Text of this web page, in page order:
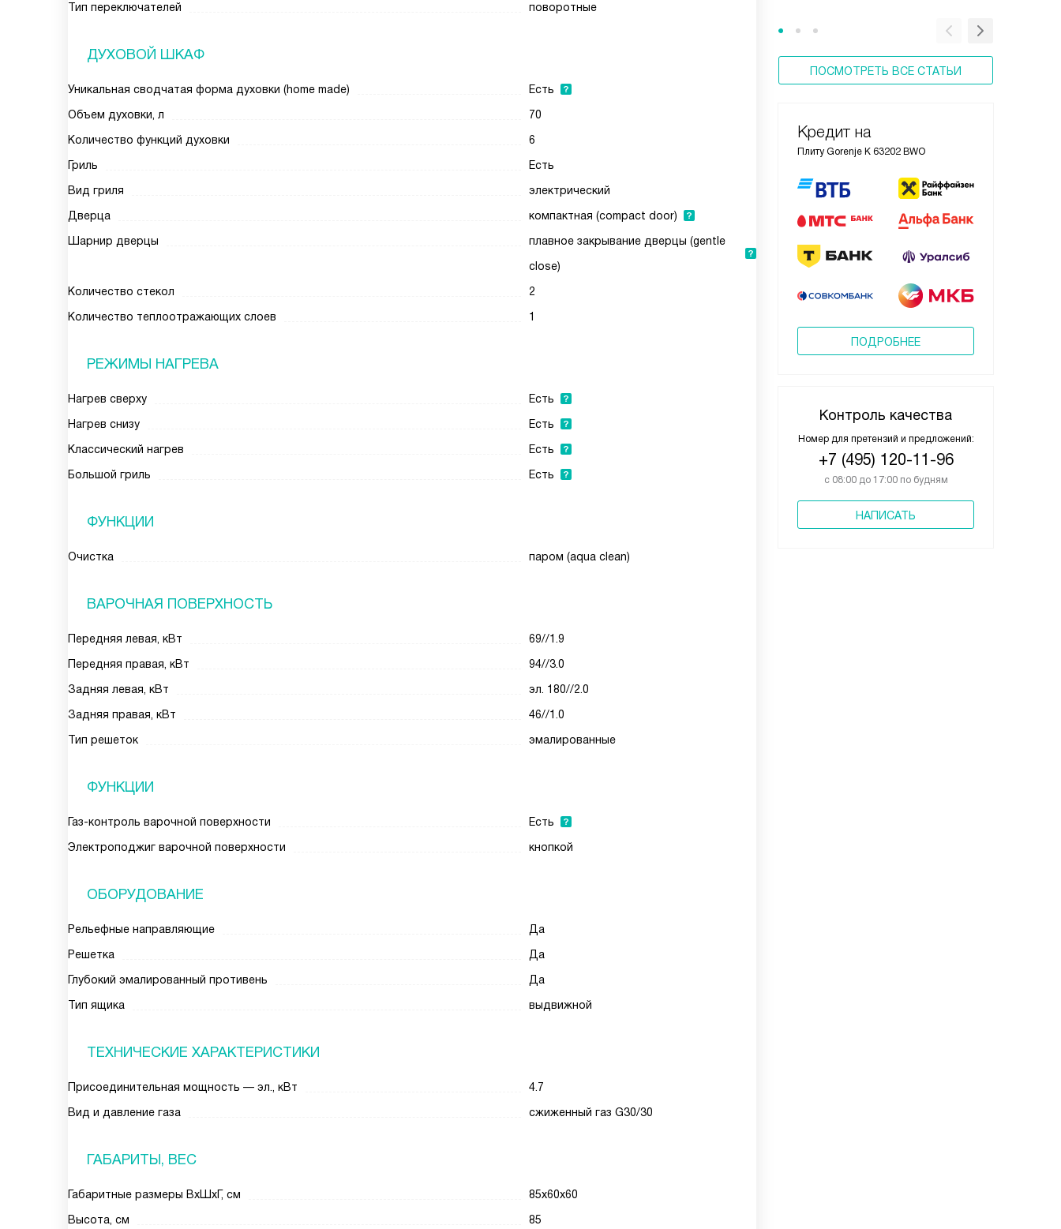
ПОСМОТРЕТЬ ВСЕ СТАТЬИ
Кредит на
Плиту Gorenje K 63202 BWO
ПОДРОБНЕЕ
Контроль качества
Номер для претензий и предложений:
+7 (495) 120-11-96
с 08:00 до 17:00 по будням
НАПИСАТЬ
Тип переключателей
поворотные
ДУХОВОЙ ШКАФ
Уникальная сводчатая форма духовки (home made)
Есть
Объем духовки, л
70
Количество функций духовки
6
Гриль
Есть
Вид гриля
электрический
Дверца
компактная (compact door)
Шарнир дверцы
плавное закрывание дверцы (gentle
close)
Количество стекол
2
Количество теплоотражающих слоев
1
РЕЖИМЫ НАГРЕВА
Нагрев сверху
Есть
Нагрев снизу
Есть
Классический нагрев
Есть
Большой гриль
Есть
ФУНКЦИИ
Очистка паром (aqua clean)
ВАРОЧНАЯ ПОВЕРХНОСТЬ
Передняя левая, кВт
69//1.9
Передняя правая, кВт
94//3.0
Задняя левая, кВт
эл. 180//2.0
Задняя правая, кВт
46//1.0
Тип решеток
эмалированные
ФУНКЦИИ
Газ-контроль варочной поверхности
Есть
Электроподжиг варочной поверхности
кнопкой
ОБОРУДОВАНИЕ
Рельефные направляющие
Да
Решетка
Да
Глубокий эмалированный противень
Да
Тип ящика
выдвижной
ТЕХНИЧЕСКИЕ ХАРАКТЕРИСТИКИ
Присоединительная мощность — эл., кВт
4.7
Вид и давление газа
сжиженный газ G30/30
ГАБАРИТЫ, ВЕС
Габаритные размеры ВхШхГ, см
85х60х60
Высота, см
85